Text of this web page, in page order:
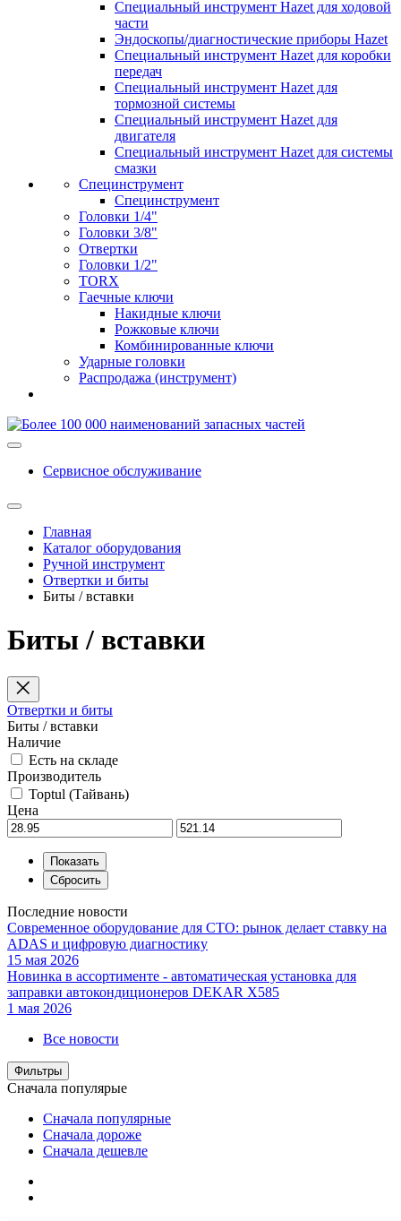
Специальный инструмент Hazet для ходовой
части
Эндоскопы/диагностические приборы Hazet
Специальный инструмент Hazet для коробки
передач
Специальный инструмент Hazet для
тормозной системы
Специальный инструмент Hazet для
двигателя
Специальный инструмент Hazet для системы
смазки
Специнструмент
Специнструмент
Головки 1/4"
Головки 3/8"
Отвертки
Головки 1/2"
TORX
Гаечные ключи
Накидные ключи
Рожковые ключи
Комбинированные ключи
Ударные головки
Распродажа (инструмент)
Сервисное обслуживание
Главная
Каталог оборудования
Ручной инструмент
Отвертки и биты
Биты / вставки
Биты / вставки
Отвертки и биты
Биты / вставки
Наличие
Есть на складе
Производитель
Toptul (Тайвань)
Цена
Последние новости
Современное оборудование для СТО: рынок делает ставку на
ADAS и цифровую диагностику
15 мая 2026
Новинка в ассортименте - автоматическая установка для
заправки автокондиционеров DEKAR X585
1 мая 2026
Все новости
Фильтры
Сначала популярые
Сначала популярные
Сначала дороже
Сначала дешевле